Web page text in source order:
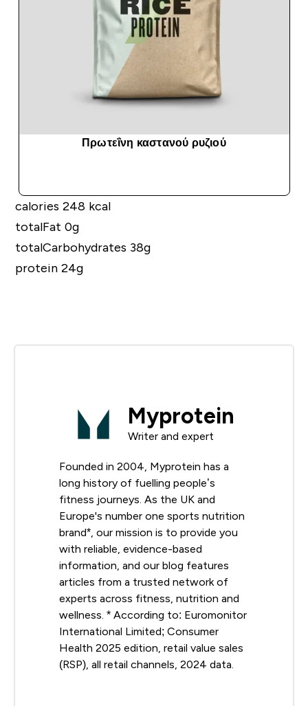
Πρωτεΐνη καστανού ρυζιού
calories 248 kcal
totalFat 0g
totalCarbohydrates 38g
protein 24g
Myprotein
Writer and expert
Founded in 2004, Myprotein has a
long history of fuelling people’s
fitness journeys. As the UK and
Europe's number one sports nutrition
brand*, our mission is to provide you
with reliable, evidence-based
information, and our blog features
articles from a trusted network of
experts across fitness, nutrition and
wellness. * According to: Euromonitor
International Limited; Consumer
Health 2025 edition, retail value sales
(RSP), all retail channels, 2024 data.